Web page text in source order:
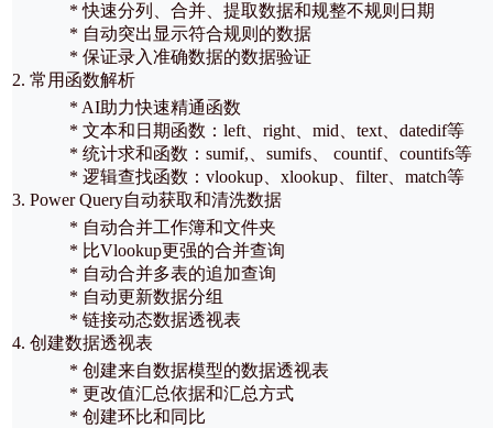
* 快速分列、合并、提取数据和规整不规则日期
* 自动突出显示符合规则的数据
* 保证录入准确数据的数据验证
2. 常用函数解析
* AI助力快速精通函数
* 文本和日期函数：left、right、mid、text、datedif等
* 统计求和函数：sumif,、sumifs、 countif、countifs等
* 逻辑查找函数：vlookup、xlookup、filter、match等
3. Power Query自动获取和清洗数据
* 自动合并工作簿和文件夹
* 比Vlookup更强的合并查询
* 自动合并多表的追加查询
* 自动更新数据分组
* 链接动态数据透视表
4. 创建数据透视表
* 创建来自数据模型的数据透视表
* 更改值汇总依据和汇总方式
* 创建环比和同比